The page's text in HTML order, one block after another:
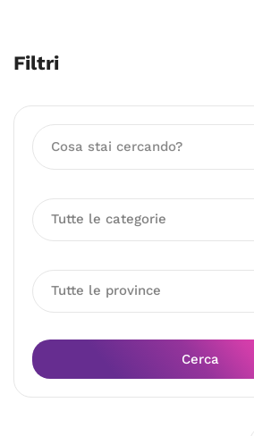
Filtri
Tutte le categorie
Tutte le province
Cerca